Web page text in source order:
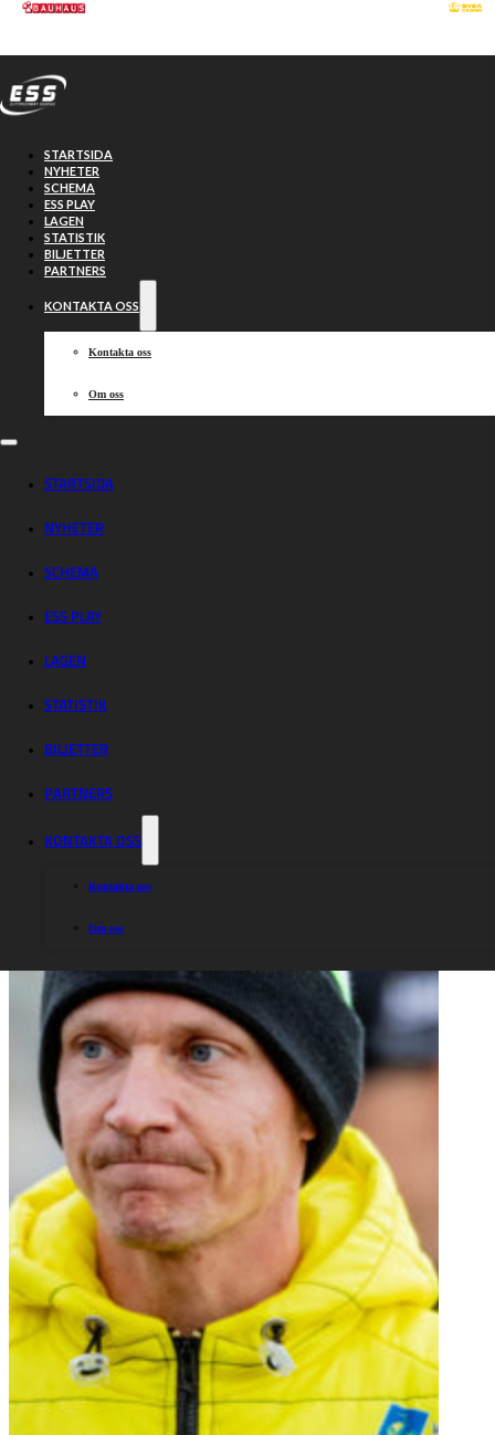
Hoppa till huvudinnehåll
STARTSIDA
NYHETER
SCHEMA
ESS PLAY
LAGEN
STATISTIK
BILJETTER
PARTNERS
KONTAKTA OSS
Kontakta oss
Om oss
STARTSIDA
NYHETER
SCHEMA
ESS PLAY
LAGEN
STATISTIK
BILJETTER
PARTNERS
KONTAKTA OSS
Kontakta oss
Om oss
Individuell SM-
final i
Norrköping!